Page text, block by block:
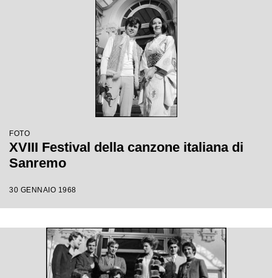
FOTO
XVIII Festival della canzone italiana di
Sanremo
30 GENNAIO 1968